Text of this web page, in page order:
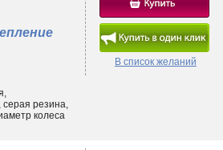
В список желаний
резина,
колеса